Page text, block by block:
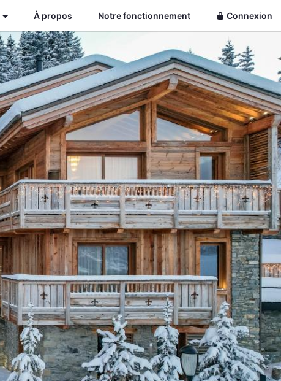
À propos Notre fonctionnement Connexion